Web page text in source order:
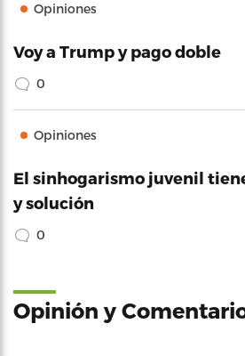
Opiniones
Voy a Trump y pago doble
0
Opiniones
El sinhogarismo juvenil
y solución
0
Opinión y